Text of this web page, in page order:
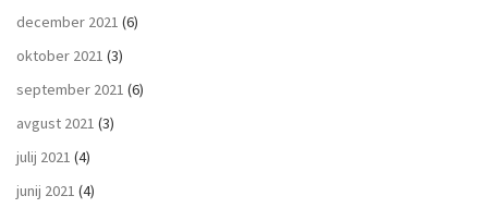
december 2021 (6)
oktober 2021 (3)
september 2021 (6)
avgust 2021 (3)
julij 2021 (4)
junij 2021 (4)